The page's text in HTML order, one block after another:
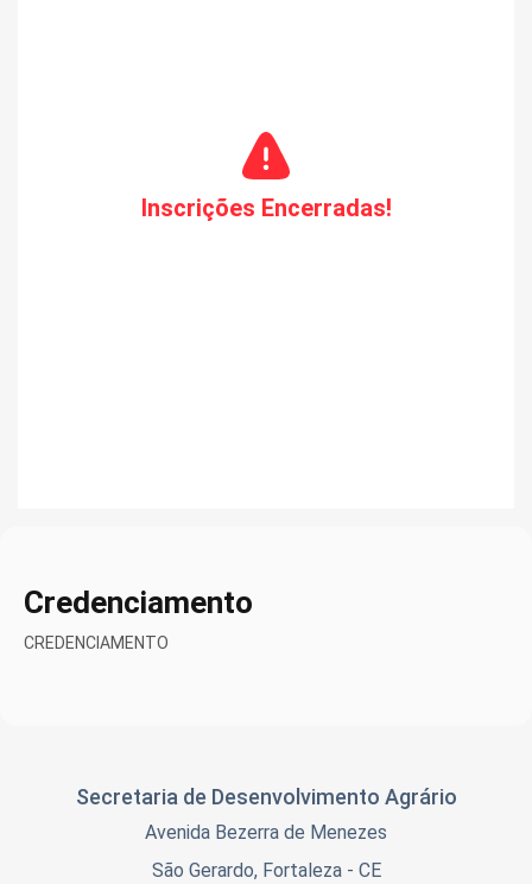
Inscrições Encerradas!
Credenciamento
CREDENCIAMENTO
Secretaria de Desenvolvimento Agrário
Avenida Bezerra de Menezes
São Gerardo, Fortaleza - CE